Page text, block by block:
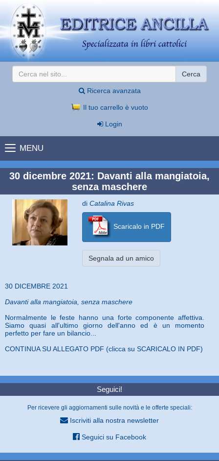
Cerca
Ricerca avanzata
Il tuo carrello è vuoto
Login
MENU
30 dicembre 2021: Davanti alla mangiatoia,
senza maschere
di Catalina Rivas
Scaricalo in PDF
Segnala ad un amico
30 DICEMBRE 2021
Davanti alla mangiatoia, senza maschere
Normalmente le feste hanno una forte componente affettiva.
Siamo quasi all'ultimo giorno dell'anno ed è un momento
perfetto per fare un bilancio...
CONTINUA SU ALLEGATO PDF (clicca su SCARICALO IN PDF)
Seguici!
Per ricevere gli aggiornamenti sulle novità e le offerte speciali:
Iscriviti alla nostra newsletter
Seguici su Facebook